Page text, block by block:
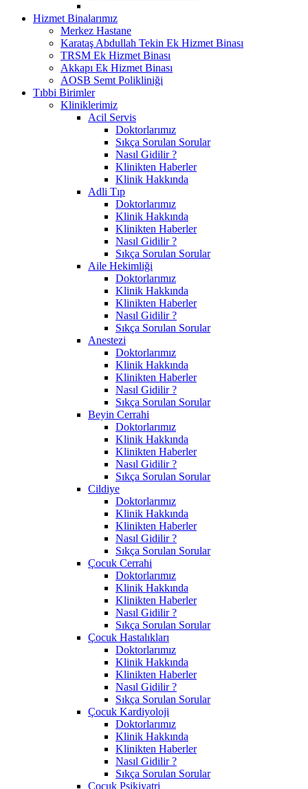
Hizmet Binalarımız
Merkez Hastane
Karataş Abdullah Tekin Ek Hizmet Binası
TRSM Ek Hizmet Binası
Akkapı Ek Hizmet Binası
AOSB Semt Polikliniği
Tıbbi Birimler
Kliniklerimiz
Acil Servis
Doktorlarımız
Sıkça Sorulan Sorular
Nasıl Gidilir ?
Klinikten Haberler
Klinik Hakkında
Adli Tıp
Doktorlarımız
Klinik Hakkında
Klinikten Haberler
Nasıl Gidilir ?
Sıkça Sorulan Sorular
Aile Hekimliği
Doktorlarımız
Klinik Hakkında
Klinikten Haberler
Nasıl Gidilir ?
Sıkça Sorulan Sorular
Anestezi
Doktorlarımız
Klinik Hakkında
Klinikten Haberler
Nasıl Gidilir ?
Sıkça Sorulan Sorular
Beyin Cerrahi
Doktorlarımız
Klinik Hakkında
Klinikten Haberler
Nasıl Gidilir ?
Sıkça Sorulan Sorular
Cildiye
Doktorlarımız
Klinik Hakkında
Klinikten Haberler
Nasıl Gidilir ?
Sıkça Sorulan Sorular
Çocuk Cerrahi
Doktorlarımız
Klinik Hakkında
Klinikten Haberler
Nasıl Gidilir ?
Sıkça Sorulan Sorular
Çocuk Hastalıkları
Doktorlarımız
Klinik Hakkında
Klinikten Haberler
Nasıl Gidilir ?
Sıkça Sorulan Sorular
Çocuk Kardiyoloji
Doktorlarımız
Klinik Hakkında
Klinikten Haberler
Nasıl Gidilir ?
Sıkça Sorulan Sorular
Çocuk Psikiyatri